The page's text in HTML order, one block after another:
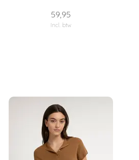
59,95
Incl. btw